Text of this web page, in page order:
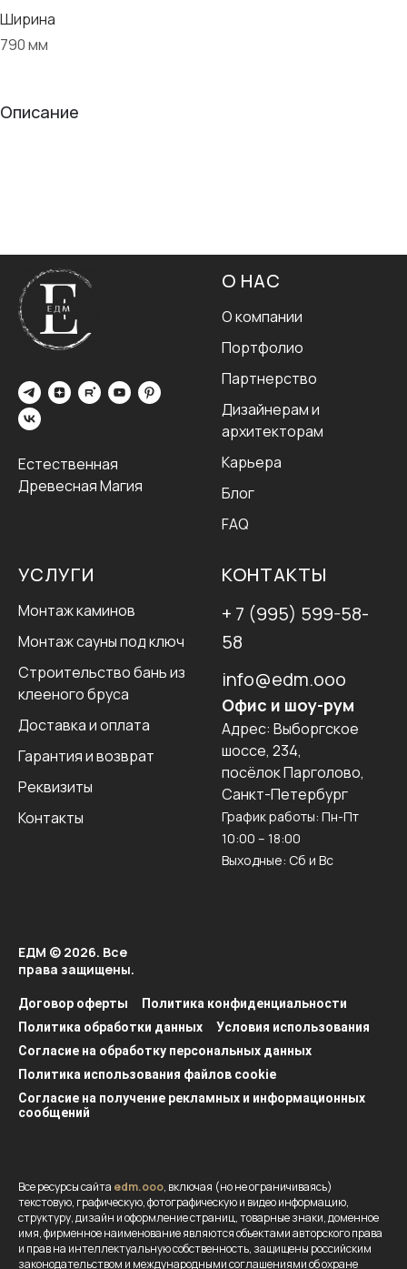
Ширина
790 мм
Описание
Естественная
Древесная Магия
О НАС
О компании
Портфолио
Партнерство
Дизайнерам и
архитекторам
Карьера
Блог
FAQ
УСЛУГИ
Монтаж каминов
Монтаж сауны под ключ
Строительство бань из
клееного бруса
Доставка и оплата
Гарантия и возврат
Реквизиты
Контакты
КОНТАКТЫ
+ 7 (995) 599-58-
58
info@edm.ooo
Офис и шоу-рум
Адрес: Выборгское
шоссе, 234,
посёлок Парголово,
Санкт-Петербург
График работы: Пн-Пт
10:00 – 18:00
Выходные: Сб и Вс
ЕДМ © 2026. Все
права защищены.
Договор оферты
Политика конфиденциальности
Политика обработки данных
Условия использования
Согласие на обработку персональных данных
Политика использования файлов cookie
Согласие на получение рекламных и информационных
сообщений
Все ресурсы сайта edm.ooo, включая (но не ограничиваясь)
текстовую, графическую, фотографическую и видео информацию,
структуру, дизайн и оформление страниц, товарные знаки, доменное
имя, фирменное наименование являются объектами авторского права
и прав на интеллектуальную собственность, защищены российским
законодательством и международными соглашениями об охране